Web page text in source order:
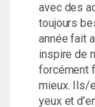
avec des
toujours
année fait
inspire de
forcément
mieux. Ils/
yeux et